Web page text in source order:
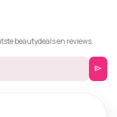
beautydeals en reviews.
send